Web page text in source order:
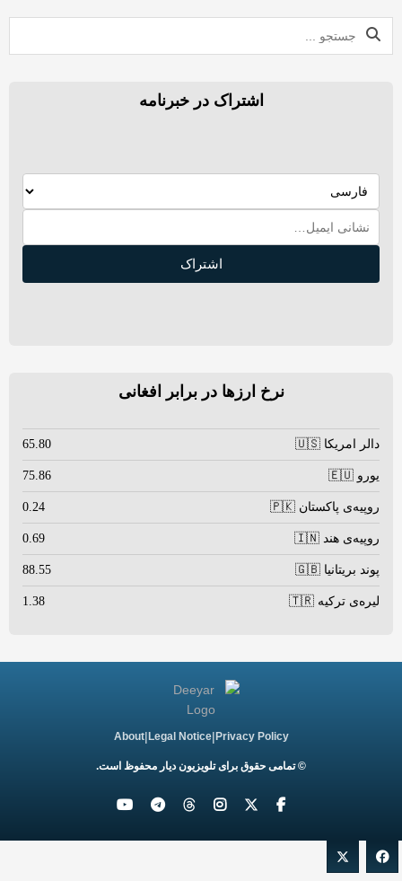
اشتراک در خبرنامه
اشتراک
نرخ ارزها در برابر افغانی
دالر امریکا 🇺🇸 65.80
یورو 🇪🇺 75.86
روپیه‌ی پاکستان 🇵🇰 0.24
روپیه‌ی هند 🇮🇳 0.69
پوند بریتانیا 🇬🇧 88.55
لیره‌ی ترکیه 🇹🇷 1.38
Privacy Policy
|
Legal Notice
|
About
© تمامی حقوق برای تلویزیون دیار محفوظ است.